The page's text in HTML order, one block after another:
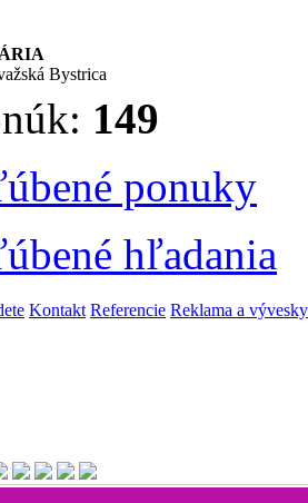
Bystrica
149
ponuky
hľadania
Kontakt Referencie Reklama a vývesky